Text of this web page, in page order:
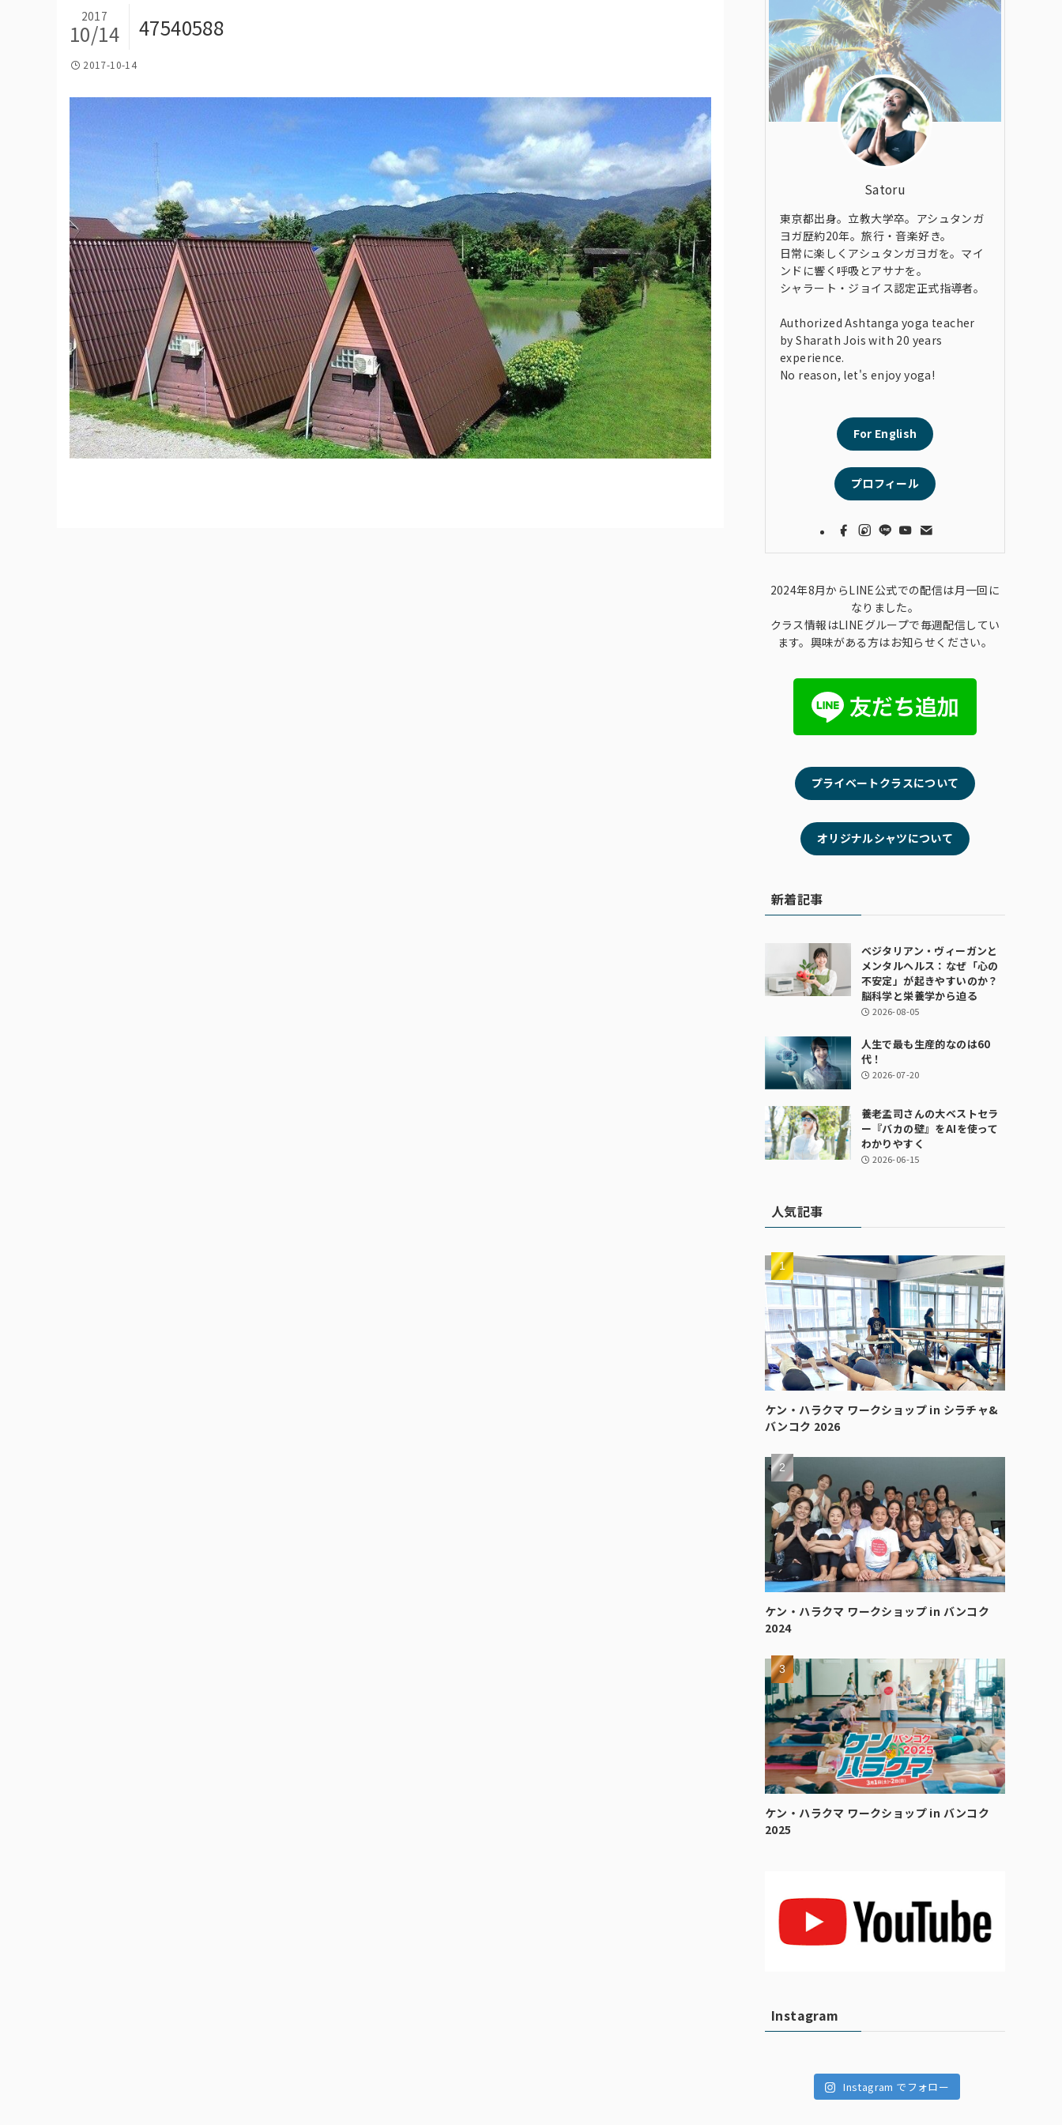
47540588
2017
10/14
2017-10-14
Satoru
東京都出身。立教大学卒。アシュタンガ
ヨガ歴約20年。旅行・音楽好き。
日常に楽しくアシュタンガヨガを。マイ
ンドに響く呼吸とアサナを。
シャラート・ジョイス認定正式指導者。
Authorized Ashtanga yoga teacher
by Sharath Jois with 20 years
experience.
No reason, let's enjoy yoga!
For English
プロフィール
2024年8月からLINE公式での配信は月一回に
なりました。
クラス情報はLINEグループで毎週配信してい
ます。興味がある方はお知らせください。
プライベートクラスについて
オリジナルシャツについて
新着記事
ベジタリアン・ヴィーガンと
メンタルヘルス：なぜ「心の
不安定」が起きやすいのか？
脳科学と栄養学から迫る
2026-08-05
人生で最も生産的なのは60
代！
2026-07-20
養老孟司さんの大ベストセラ
ー『バカの壁』をAIを使って
わかりやすく
2026-06-15
人気記事
ケン・ハラクマ ワークショップ in シラチャ&
バンコク 2026
ケン・ハラクマ ワークショップ in バンコク
2024
ケン・ハラクマ ワークショップ in バンコク
2025
Instagram
Instagram でフォロー